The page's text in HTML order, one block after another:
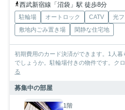
西武新宿線「沼袋」駅 徒歩8分
駐輪場 オートロック CATV
光
敷地内ごみ置き場
閑静な住宅地
初期費用のカード決済ができます。1人
でしょうか。駐輪場付きの物件です。ク
る
募集中の部屋
1階